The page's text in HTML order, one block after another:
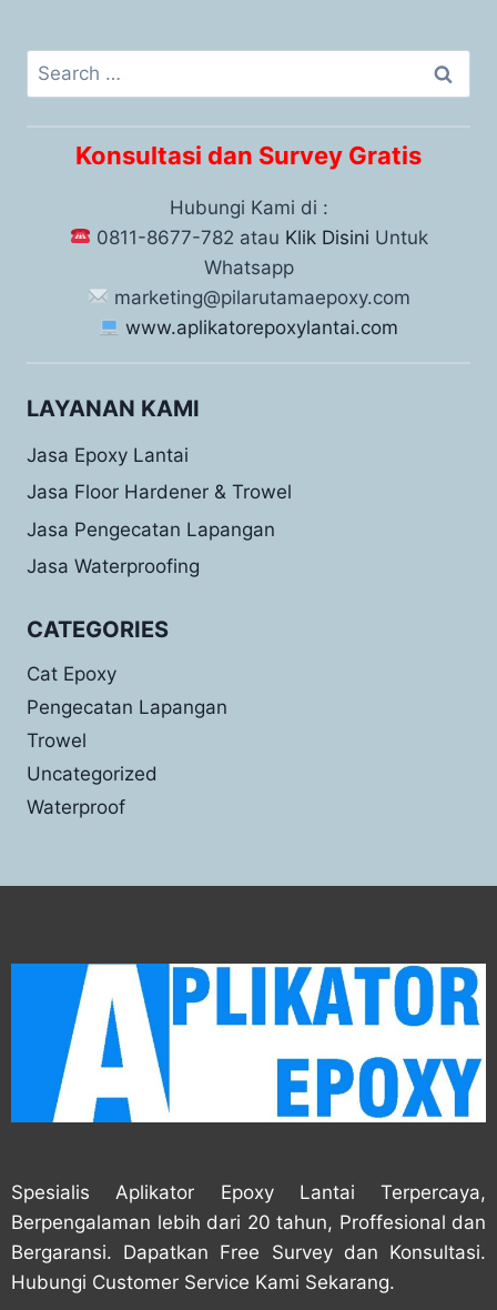
Konsultasi dan Survey Gratis
Hubungi Kami di :
0811-8677-782 atau Klik Disini Untuk
Whatsapp
marketing@pilarutamaepoxy.com
www.aplikatorepoxylantai.com
LAYANAN KAMI
Jasa Epoxy Lantai
Jasa Floor Hardener & Trowel
Jasa Pengecatan Lapangan
Jasa Waterproofing
CATEGORIES
Cat Epoxy
Pengecatan Lapangan
Trowel
Uncategorized
Waterproof
Spesialis Aplikator Epoxy Lantai Terpercaya,
Berpengalaman lebih dari 20 tahun, Proffesional dan
Bergaransi. Dapatkan Free Survey dan Konsultasi.
Hubungi Customer Service Kami Sekarang.